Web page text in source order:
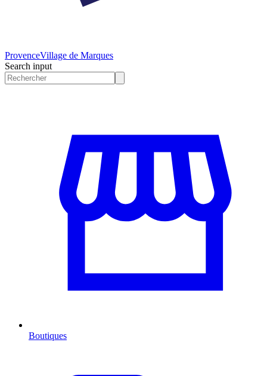
ProvenceVillage de Marques
Search input
Boutiques